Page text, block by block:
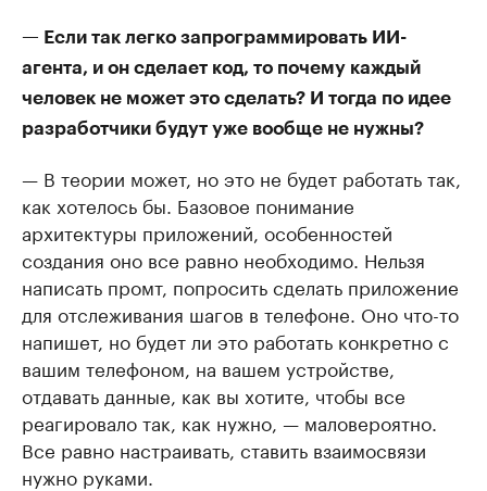
— Если так легко запрограммировать ИИ-
агента, и он сделает код, то почему каждый
человек не может это сделать? И тогда по идее
разработчики будут уже вообще не нужны?
— В теории может, но это не будет работать так,
как хотелось бы. Базовое понимание
архитектуры приложений, особенностей
создания оно все равно необходимо. Нельзя
написать промт, попросить сделать приложение
для отслеживания шагов в телефоне. Оно что-то
напишет, но будет ли это работать конкретно с
вашим телефоном, на вашем устройстве,
отдавать данные, как вы хотите, чтобы все
реагировало так, как нужно, — маловероятно.
Все равно настраивать, ставить взаимосвязи
нужно руками.